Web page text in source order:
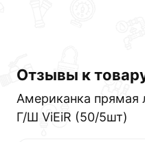
Отзывы к
Американка прямая
Г/Ш ViEiR (50/5шт)